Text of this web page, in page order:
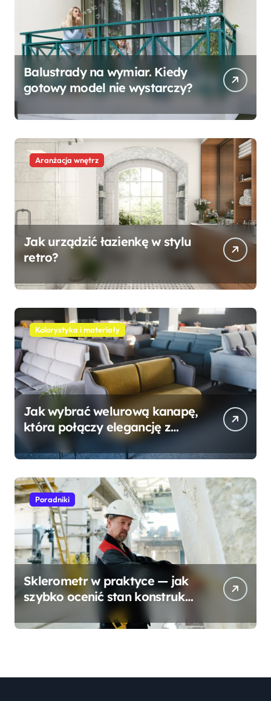
Balustrady na wymiar. Kiedy
gotowy model nie wystarczy?
Aranżacja wnętrz
Jak urządzić łazienkę w stylu
retro?
Kolorystyka i materiały
Jak wybrać welurową kanapę,
która połączy elegancję z
wygodą?
Poradniki
Sklerometr w praktyce — jak
szybko ocenić stan konstrukcji